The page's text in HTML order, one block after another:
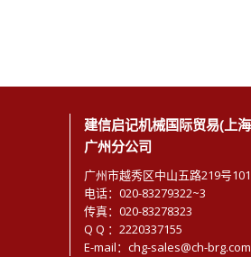
建信启记机械国际贸易(上
广州分公司
广州市越秀区中山五路219号
电话：020-83279322~3
传真：020-83278323
Q Q ：2220337155
E-mail：chg-sales@ch-